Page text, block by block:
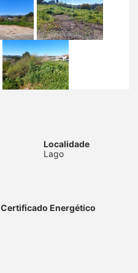
Localidade
Lago
Certificado Energético